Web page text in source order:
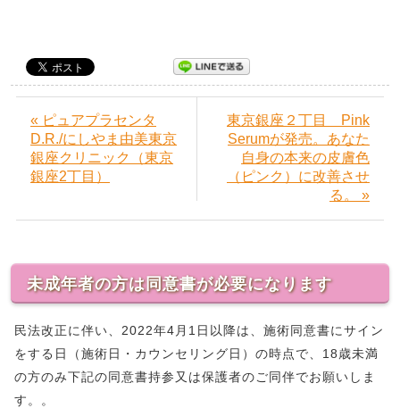
« ピュアプラセンタ
D.R./にしやま由美東京
銀座クリニック（東京
銀座2丁目）
東京銀座２丁目 Pink
Serumが発売。あなた
自身の本来の皮膚色
（ピンク）に改善させ
る。 »
未成年者の方は同意書が必要になります
民法改正に伴い、2022年4月1日以降は、施術同意書にサイン
をする日（施術日・カウンセリング日）の時点で、18歳未満
の方のみ下記の同意書持参又は保護者のご同伴でお願いしま
す。。